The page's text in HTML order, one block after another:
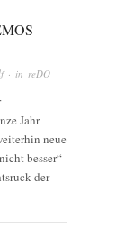
· in reDO
Jahr
neue
besser“
der